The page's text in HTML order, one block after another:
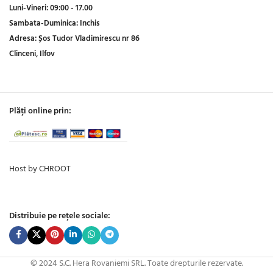
Luni-Vineri:09:00 - 17.00
Sambata-Duminica:Inchis
Adresa:Șos Tudor Vladimirescu nr 86
Clinceni, Ilfov
Plăți online prin:
Host by CHROOT
Distribuie pe rețele sociale:
© 2024 S.C. Hera Rovaniemi SRL. Toate drepturile rezervate.